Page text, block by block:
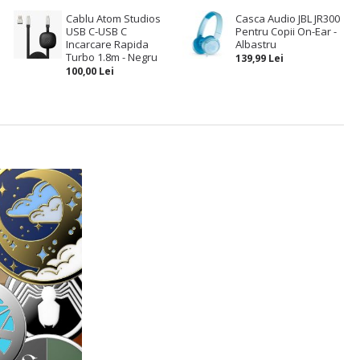
Cablu Atom Studios
USB C-USB C
Incarcare Rapida
Turbo 1.8m - Negru
100,00 Lei
Casca Audio JBL JR300
Pentru Copii On-Ear -
Albastru
139,99 Lei